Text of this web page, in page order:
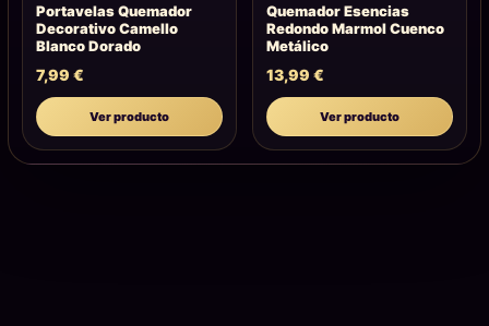
Portavelas Quemador
Decorativo Camello
Blanco Dorado
7,99 €
Ver producto
Quemador Esencias
Redondo Marmol Cuenco
Metálico
13,99 €
Ver producto